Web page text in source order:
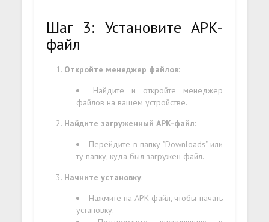
Шаг 3: Установите APK-
файл
Откройте менеджер файлов:
Найдите и откройте менеджер
файлов на вашем устройстве.
Найдите загруженный APK-файл:
Перейдите в папку "Downloads" или
ту папку, куда был загружен файл.
Начните установку:
Нажмите на APK-файл, чтобы начать
установку.